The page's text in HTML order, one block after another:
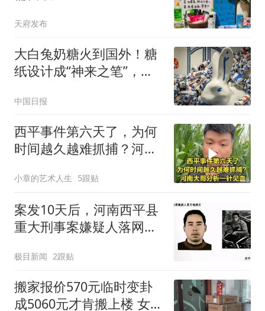
天府发布
大白兔奶糖火到国外！糖
纸设计成“神来之笔”，网
中国日报
西平事件第六天了，为何
时间越久越难抓捕？河南
小章的艺术人生 5跟贴
案发10天后，河南西平县
重大刑事案嫌疑人落网，
一片玉米地里被抓
极目新闻 2跟贴
搬家报价570元临时变卦
成5060元才肯搬上楼 女子